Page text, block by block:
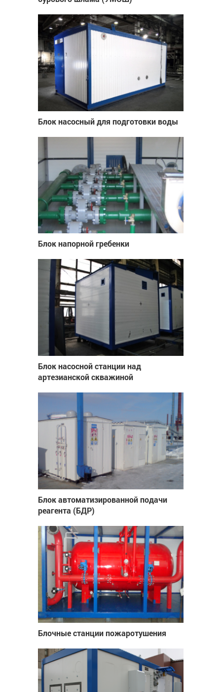
Блок насосный для подготовки воды
Блок напорной гребенки
Блок насосной станции над
артезианской скважиной
Блок автоматизированной подачи
реагента (БДР)
Блочные станции пожаротушения